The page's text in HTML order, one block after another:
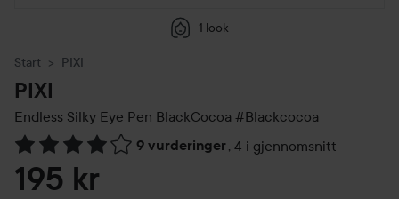
1 look
Start PIXI
PIXI
Endless Silky Eye Pen BlackCocoa #Blackcocoa
9 vurderinger, 4 i gjennomsnitt
Gå til Vurderinger & anmeldelser
195 kr